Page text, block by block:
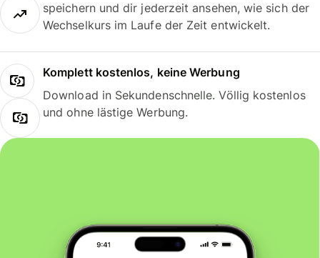
speichern und dir jederzeit ansehen, wie sich der
Wechselkurs im Laufe der Zeit entwickelt.
Komplett kostenlos, keine Werbung
Download in Sekundenschnelle. Völlig kostenlos
und ohne lästige Werbung.